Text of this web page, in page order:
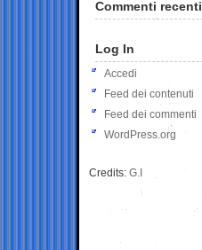
Commenti recenti
Log In
Accedi
Feed dei contenuti
Feed dei commenti
WordPress.org
Credits: G.I